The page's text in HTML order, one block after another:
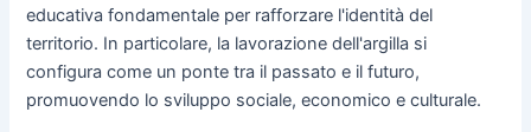
educativa fondamentale per rafforzare l'identità del
territorio. In particolare, la lavorazione dell'argilla si
configura come un ponte tra il passato e il futuro,
promuovendo lo sviluppo sociale, economico e culturale.